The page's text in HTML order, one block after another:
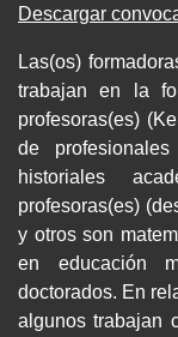
Descargar
Las(os)
trabajan en la
profesoras(es)
de
historiales
profesoras(es)
y otros son
en educación
doctorados. En
algunos trabajan